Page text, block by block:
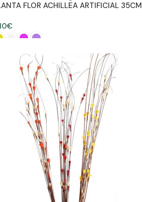
FLOR ACHILLEA ARTIFICIAL 35CM
€
SELECCIONAR OPCIONES